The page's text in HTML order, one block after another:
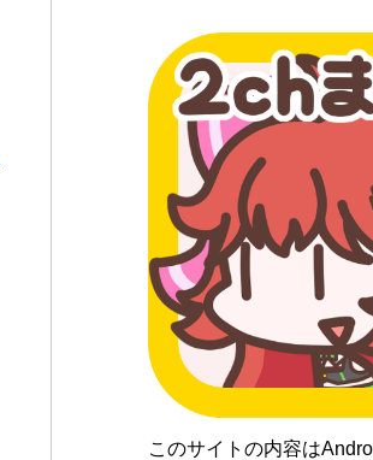
このサイトの内容は